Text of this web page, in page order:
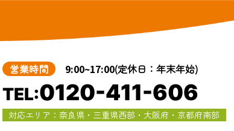
営業時間 9:00~17:00(定休日：年末年始)
TEL:0120-411-606
対応エリア：奈良県・三重県西部・大阪府・京都府南部